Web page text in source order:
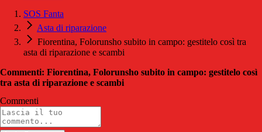
SOS Fanta
Asta di riparazione
Fiorentina, Folorunsho subito in campo: gestitelo così tra
asta di riparazione e scambi
Commenti: Fiorentina, Folorunsho subito in campo: gestitelo così
tra asta di riparazione e scambi
Commenti